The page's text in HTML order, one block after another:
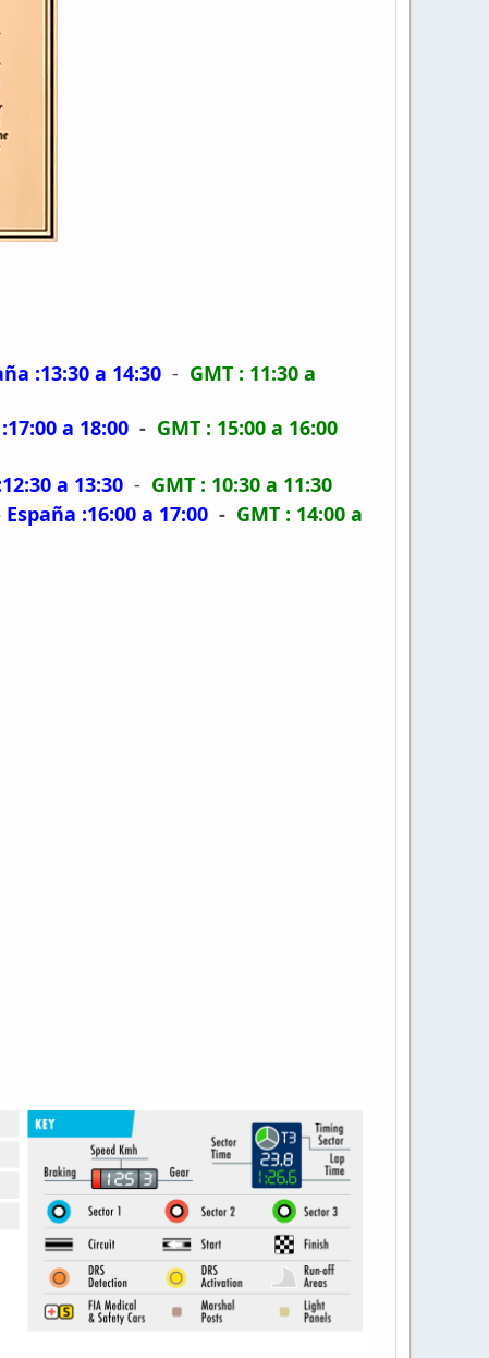
:13:30 a 14:30 - GMT : 11:30 a
a 18:00 - GMT : 15:00 a 16:00
a 13:30 - GMT : 10:30 a 11:30
España :16:00 a 17:00 - GMT : 14:00 a